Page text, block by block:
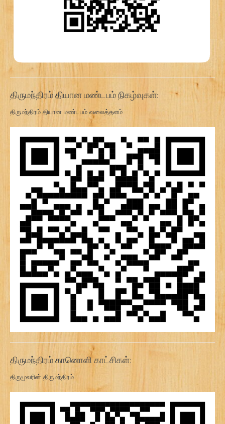
திருமந்திரம் தியான மண்டபம் நிகழ்வுகள்:
திருமந்திரம் தியான மண்டபம் வலைத்தளம்
திருமந்திரம் கானொளி காட்சிகள்:
திருமூலரின் திருமந்திரம்